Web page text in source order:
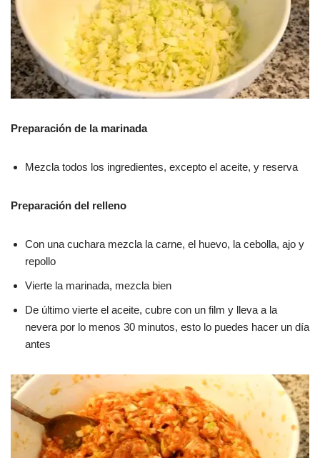
Preparación de la marinada
Mezcla todos los ingredientes, excepto el aceite, y reserva
Preparación del relleno
Con una cuchara mezcla la carne, el huevo, la cebolla, ajo y
repollo
Vierte la marinada, mezcla bien
De último vierte el aceite, cubre con un film y lleva a la
nevera por lo menos 30 minutos, esto lo puedes hacer un día
antes